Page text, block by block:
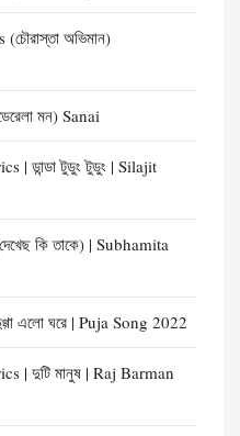
অভিমান)
মন) Sanai
| ডান্ডা টুডুং টুডুং | Silajit
কি তাকে) | Subhamita
এলো ঘরে | Puja Song 2022
| দুটি মানুষ | Raj Barman